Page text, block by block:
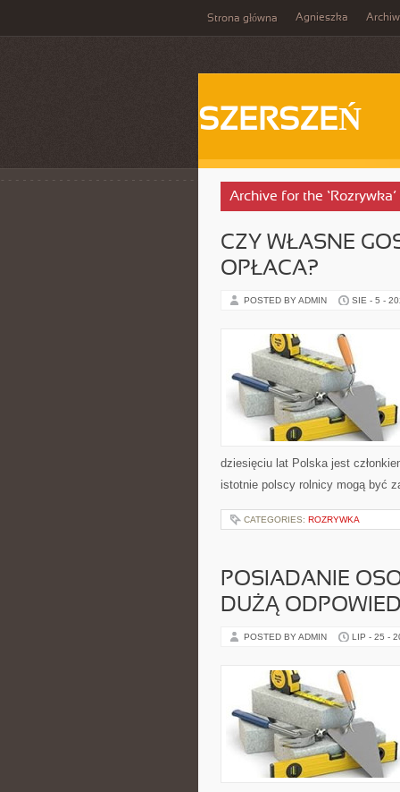
Strona główna Agnieszka
SZERSZEŃ
Archive for the
CZY WŁASNE
OPŁACA?
POSTED BY ADMIN SIE - 5 -
dziesięciu lat Polska jest
istotnie polscy rolnicy mogą być
CATEGORIES: ROZRYWKA
POSIADANIE
DUŻĄ
POSTED BY ADMIN LIP - 25 -